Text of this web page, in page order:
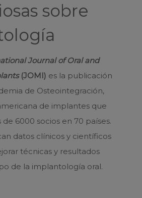
sobre
Journal of Oral and
(JOMI) es la publicación
de Osteointegración,
de implantes que
6000 socios en 70 países.
datos clínicos y científicos
técnicas y resultados
de la implantología oral.